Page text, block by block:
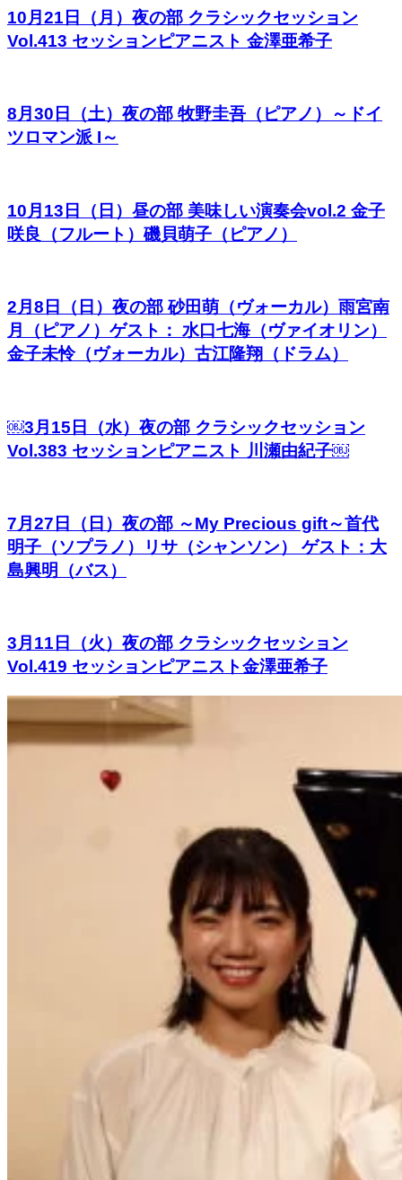
10月21日（月）夜の部 クラシックセッション
Vol.413 セッションピアニスト 金澤亜希子
8月30日（土）夜の部 牧野圭吾（ピアノ）～ドイ
ツロマン派 I～
10月13日（日）昼の部 美味しい演奏会vol.2 金子
咲良（フルート）磯貝萌子（ピアノ）
2月8日（日）夜の部 砂田萌（ヴォーカル）雨宮南
月（ピアノ）ゲスト： 水口七海（ヴァイオリン）
金子未怜（ヴォーカル）古江隆翔（ドラム）
￼3月15日（水）夜の部 クラシックセッション
Vol.383 セッションピアニスト 川瀬由紀子￼
7月27日（日）夜の部 ～My Precious gift～首代
明子（ソプラノ）リサ（シャンソン） ゲスト：大
島興明（バス）
3月11日（火）夜の部 クラシックセッション
Vol.419 セッションピアニスト金澤亜希子